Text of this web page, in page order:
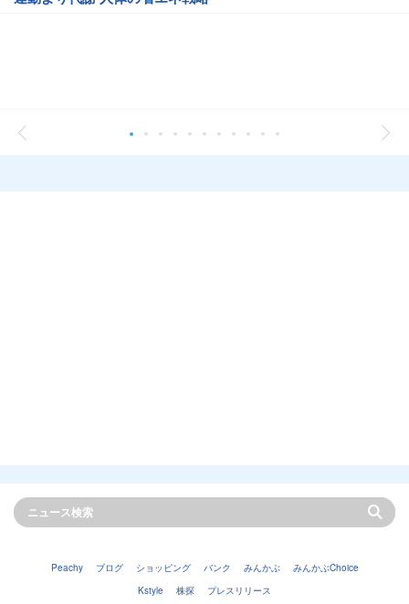
Peachy ブログ ショッピング バンク みんかぶ
みんかぶChoice
Kstyle
株探 プレスリリース